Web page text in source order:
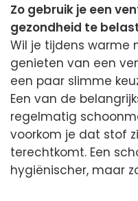
Zo gebruik je een
gezondheid te
Wil je tijdens warme
genieten van een
een paar slimme
Een van de
regelmatig
voorkom je dat stof
terechtkomt. Een
hygiënischer, maar